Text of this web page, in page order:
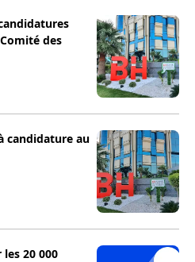
des
candidature au
20 000